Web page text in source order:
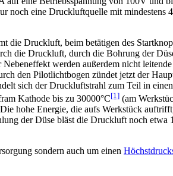
noch eine Druckluftquelle mit mindestens
die Druckluft, beim betätigen des
die Druckluft, durch die Bohrung der
werden außerdem nicht
den Pilotlichtbogen zündet jetzt der
sich der Druckluftstrahl zum Teil in
Kathode bis zu 30000°C[1] (am
hohe Energie, die aufs Werkstück
der Düse bläst die Druckluft noch etwa
sondern auch um einen